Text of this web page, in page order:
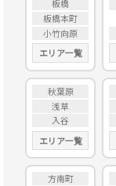
板橋
板橋本町
小竹向原
エリア一覧
秋葉原
浅草
入谷
エリア一覧
方南町